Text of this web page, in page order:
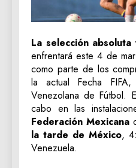
La selección
enfrentará este 4 de
como parte de los
la actual Fecha
Venezolana de Fútbol.
cabo en las
Federación Mexicana
la tarde de México,
Venezuela.